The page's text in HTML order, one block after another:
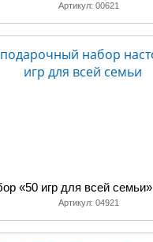
Артикул: 00621
«50 игр для всей семьи»
Артикул: 04921